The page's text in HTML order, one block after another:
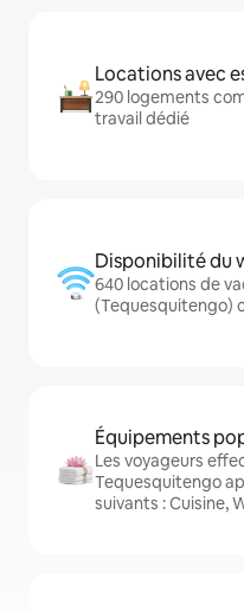
Locations avec
290 logements
travail dédié
Disponibilité du
640 locations de
(Tequesquitengo)
Équipements
Les voyageurs
Tequesquitengo
suivants : Cuisine,